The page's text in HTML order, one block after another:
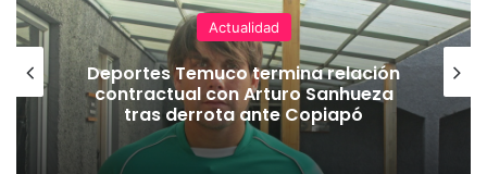
Actualidad
Deportes Temuco termina relación
contractual con Arturo Sanhueza
tras derrota ante Copiapó